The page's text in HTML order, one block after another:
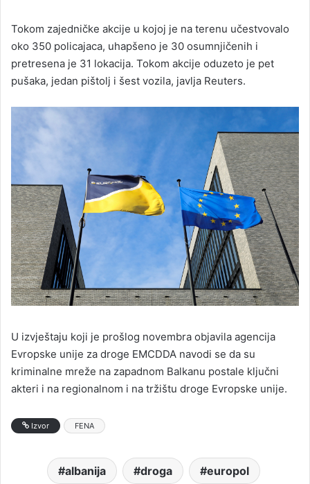
Tokom zajedničke akcije u kojoj je na terenu učestvovalo
oko 350 policajaca, uhapšeno je 30 osumnjičenih i
pretresena je 31 lokacija. Tokom akcije oduzeto je pet
pušaka, jedan pištolj i šest vozila, javlja Reuters.
U izvještaju koji je prošlog novembra objavila agencija
Evropske unije za droge EMCDDA navodi se da su
kriminalne mreže na zapadnom Balkanu postale ključni
akteri i na regionalnom i na tržištu droge Evropske unije.
Izvor FENA
albanija droga europol